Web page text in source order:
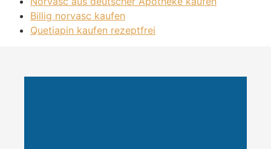
Billig norvasc kaufen
Quetiapin kaufen rezeptfrei